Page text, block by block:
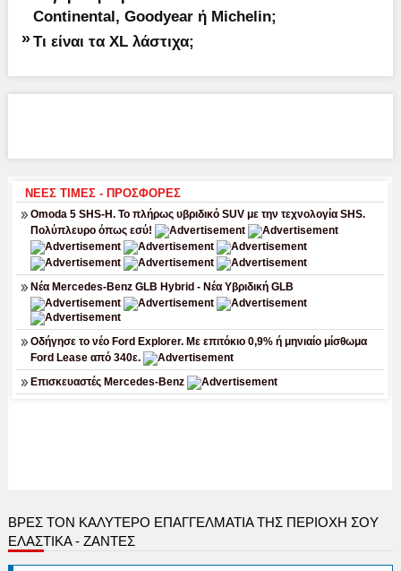
Continental, Goodyear ή Michelin;
» Τι είναι τα XL λάστιχα;
ΒΡΕΣ ΤΟΝ ΚΑΛΎΤΕΡΟ ΕΠΑΓΓΕΛΜΑΤΊΑ ΤΗΣ ΠΕΡΙΟΧΉ ΣΟΥ
ΕΛΑΣΤΙΚΑ - ΖΑΝΤΕΣ